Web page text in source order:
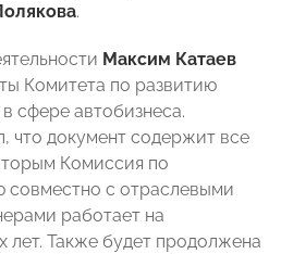
.
Максим Катаев
Комитета по развитию
сфере автобизнеса.
что документ содержит все
Комиссия по
совместно с отраслевыми
работает на
лет. Также будет продолжена